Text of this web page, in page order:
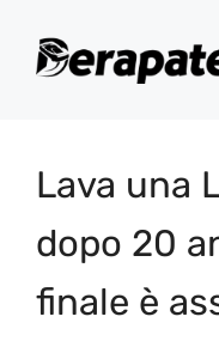
Lava una
dopo 20
finale è